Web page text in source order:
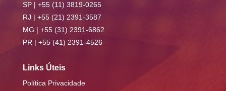
SP | +55 (11) 3819-0265
RJ | +55 (21) 2391-3587
MG | +55 (31) 2391-6862
PR | +55 (41) 2391-4526
Links Úteis
Política Privacidade